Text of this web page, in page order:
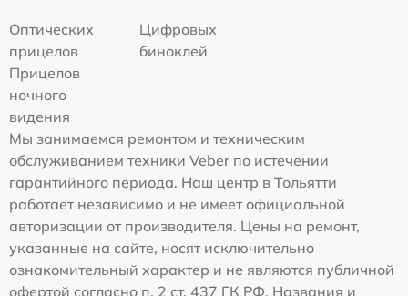
Оптических
прицелов
Цифровых
биноклей
Прицелов
ночного
видения
Мы занимаемся ремонтом и техническим
обслуживанием техники Veber по истечении
гарантийного периода. Наш центр в Тольятти
работает независимо и не имеет официальной
авторизации от производителя. Цены на ремонт,
указанные на сайте, носят исключительно
ознакомительный характер и не являются публичной
офертой согласно п. 2 ст. 437 ГК РФ. Названия и